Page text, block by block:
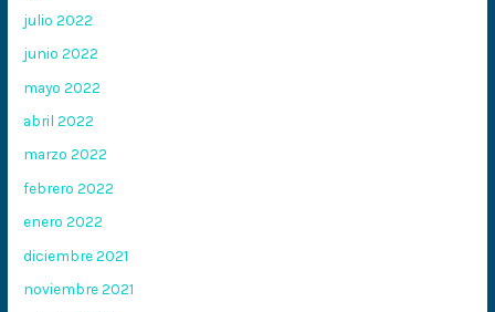
julio 2022
junio 2022
mayo 2022
abril 2022
marzo 2022
febrero 2022
enero 2022
diciembre 2021
noviembre 2021